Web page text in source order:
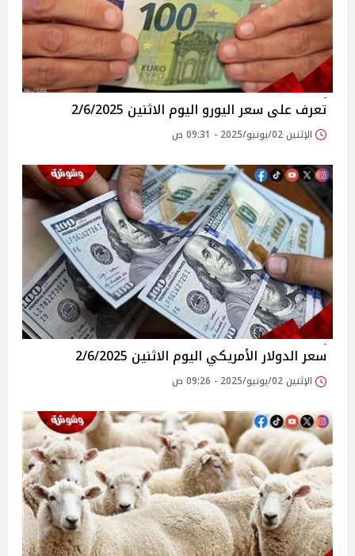
تعرف على سعر اليورو اليوم الاثنين 2/6/2025
الإثنين 02/يونيو/2025 - 09:31 ص
سعر الدولار الأمريكي اليوم الاثنين 2/6/2025
الإثنين 02/يونيو/2025 - 09:26 ص